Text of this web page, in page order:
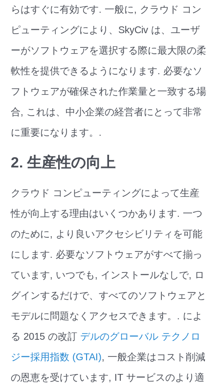
らはすぐに有効です. 一般に, クラウド コン
ピューティングにより、SkyCiv は、ユーザ
ーがソフトウェアを選択する際に最大限の柔
軟性を提供できるようになります. 必要なソ
フトウェアが確保された作業量と一致する場
合, これは、中小企業の経営者にとって非常
に重要になります。.
2. 生産性の向上
クラウド コンピューティングによって生産
性が向上する理由はいくつかあります. 一つ
のために, より良いアクセシビリティを可能
にします. 必要なソフトウェアがすべて揃っ
ています, いつでも, インストールなしで, ロ
グインするだけで、すべてのソフトウェアと
モデルに問題なくアクセスできます。. によ
る 2015 の改訂 デルのグローバル テクノロ
ジー採用指数 (GTAI), 一般企業はコスト削減
の恩恵を受けています, IT サービスのより適